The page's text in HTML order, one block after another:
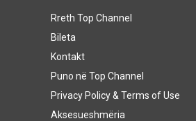
Rreth Top Channel
Bileta
Kontakt
Puno në Top Channel
Privacy Policy & Terms of Use
Aksesueshmëria